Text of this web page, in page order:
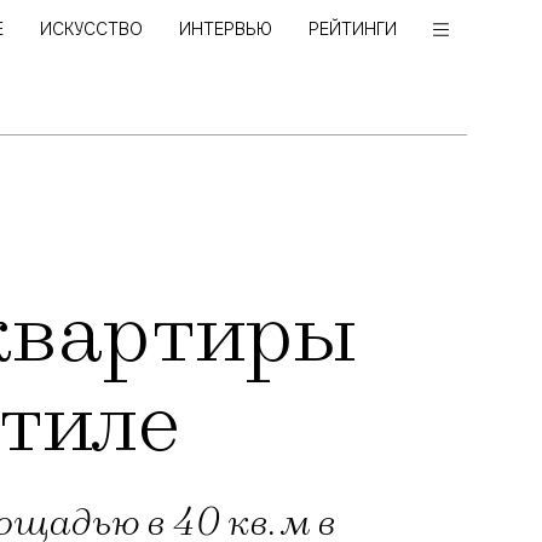
ИСКУССТВО ИНТЕРВЬЮ РЕЙТИНГИ
в 40 кв. м в